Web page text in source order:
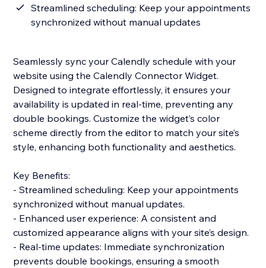
Streamlined scheduling: Keep your appointments
synchronized without manual updates
Seamlessly sync your Calendly schedule with your
website using the Calendly Connector Widget.
Designed to integrate effortlessly, it ensures your
availability is updated in real-time, preventing any
double bookings. Customize the widget’s color
scheme directly from the editor to match your site’s
style, enhancing both functionality and aesthetics.
Key Benefits:
- Streamlined scheduling: Keep your appointments
synchronized without manual updates.
- Enhanced user experience: A consistent and
customized appearance aligns with your site’s design.
- Real-time updates: Immediate synchronization
prevents double bookings, ensuring a smooth